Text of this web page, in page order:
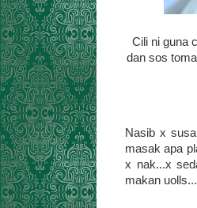
Cili ni guna
dan sos
Nasib x
masak apa
x nak...x
makan